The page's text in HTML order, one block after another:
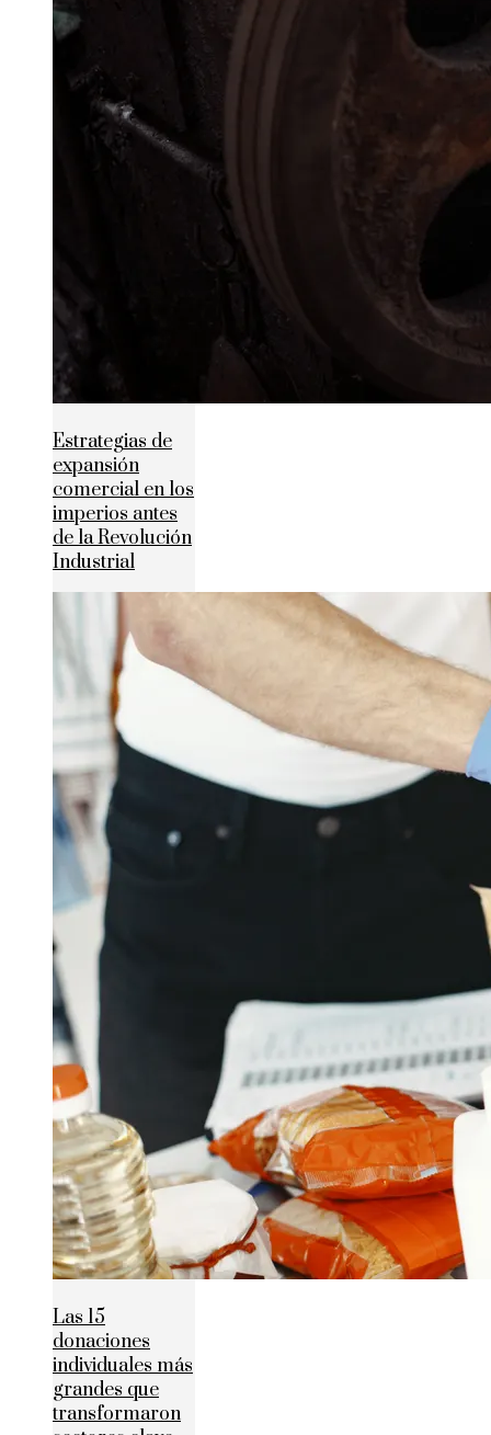
Estrategias de
expansión
comercial en los
imperios antes
de la Revolución
Industrial
Las 15
donaciones
individuales más
grandes que
transformaron